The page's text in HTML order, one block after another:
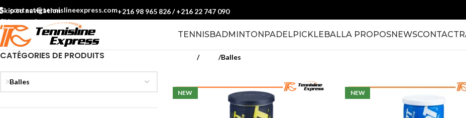
Skip to navigation
Skip to main content
contact@tennislineexpress.com+216 98 965 826/+216 22 747 090
TENNISBADMINTONPADELPICKLEBALLA PROPOSNEWSCONTACT
CATÉGORIES DE PRODUITS
Balles
Padel Balles
NEW NEW